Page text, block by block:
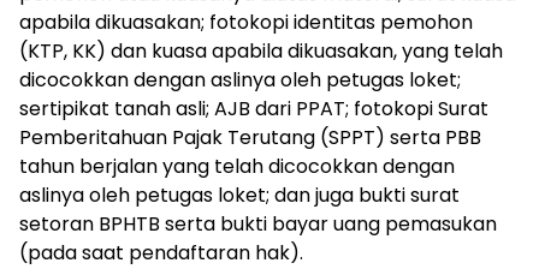
apabila dikuasakan; fotokopi identitas pemohon
(KTP, KK) dan kuasa apabila dikuasakan, yang telah
dicocokkan dengan aslinya oleh petugas loket;
sertipikat tanah asli; AJB dari PPAT; fotokopi Surat
Pemberitahuan Pajak Terutang (SPPT) serta PBB
tahun berjalan yang telah dicocokkan dengan
aslinya oleh petugas loket; dan juga bukti surat
setoran BPHTB serta bukti bayar uang pemasukan
(pada saat pendaftaran hak).